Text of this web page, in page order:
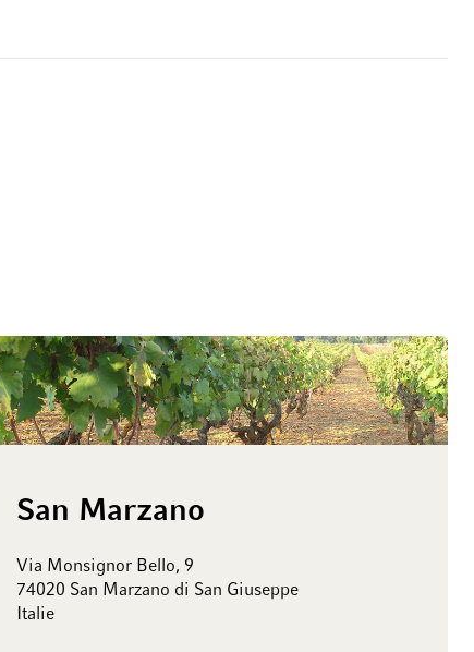
San Marzano
Via Monsignor Bello, 9
74020 San Marzano di San Giuseppe
Italie